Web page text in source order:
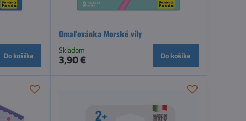
Do košíka
Omaľovánka Morské víly
Skladom
3,90 € Do košíka